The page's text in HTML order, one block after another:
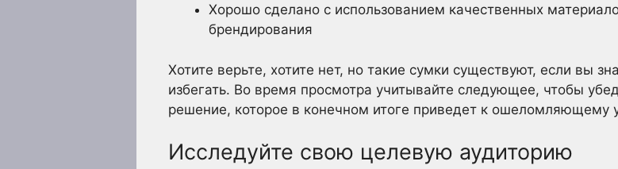
Хорошо сделано с использованием качественных
брендирования
Хотите верьте, хотите нет, но такие сумки существуют, если вы
избегать. Во время просмотра учитывайте следующее, чтобы
решение, которое в конечном итоге приведет к ошеломляющему
Исследуйте свою целевую аудиторию